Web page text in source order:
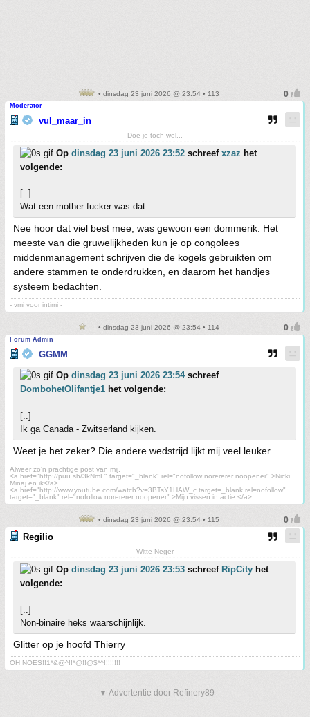
• dinsdag 23 juni 2026 @ 23:54 • 113
Moderator
vul_maar_in
Doe je toch wel...
Op dinsdag 23 juni 2026 23:52 schreef xzaz het
volgende:
[..]
Wat een mother fucker was dat
Nee hoor dat viel best mee, was gewoon een dommerik. Het
meeste van die gruwelijkheden kun je op congolees
middenmanagement schrijven die de kogels gebruikten om
andere stammen te onderdrukken, en daarom het handjes
systeem bedachten.
- vmi voor intimi -
• dinsdag 23 juni 2026 @ 23:54 • 114
Forum Admin
GGMM
Op dinsdag 23 juni 2026 23:54schreef
DombohetOlifantje1 het volgende:
[..]
Ik ga Canada - Zwitserland kijken.
Weet je het zeker? Die andere wedstrijd lijkt mij veel leuker
Alweer zo'n prachtige post van mij.
<a href="http://puu.sh/3kNmL" target="_blank" rel="nofollow norererer noopener" >Nicki
Minaj en ik</a>
<a href="http://www.youtube.com/watch?v=3BTsY1HAW_c target=_blank rel=nofollow"
target="_blank" rel="nofollow norererer noopener" >Mijn vissen in actie.</a>
• dinsdag 23 juni 2026 @ 23:54 • 115
Regilio_
Witte Neger
Op dinsdag 23 juni 2026 23:53 schreef RipCity het
volgende:
[..]
Non-binaire heks waarschijnlijk.
Glitter op je hoofd Thierry
OH NOES!!1*&@^!!*@!!@$*^!!!!!!!!
▼ Advertentie door Refinery89